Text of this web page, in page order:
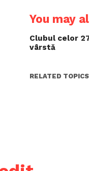
You may
Clubul celor
vârstă
RELATED